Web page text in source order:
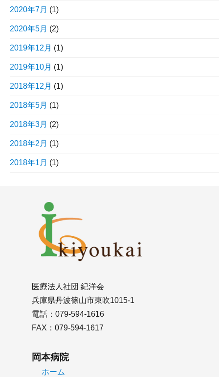
2020年7月 (1)
2020年5月 (2)
2019年12月 (1)
2019年10月 (1)
2018年12月 (1)
2018年5月 (1)
2018年3月 (2)
2018年2月 (1)
2018年1月 (1)
医療法人社団 紀洋会
兵庫県丹波篠山市東吹1015-1
電話：079-594-1616
FAX：079-594-1617
岡本病院
ホーム